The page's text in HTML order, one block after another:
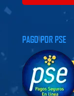
PAGO POR PSE